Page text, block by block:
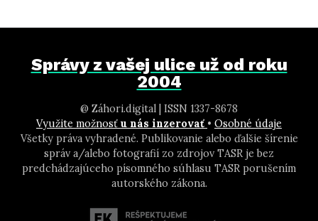
Správy z vašej ulice už od roku
2004
@ Záhori.digital | ISSN 1337-8678
Využite možnosť u nás inzerovať • Osobné údaje
Všetky práva vyhradené. Publikovanie alebo ďalšie šírenie
správ a/alebo fotografií zo zdrojov TASR je bez
predchádzajúceho písomného súhlasu TASR porušením
autorského zákona.